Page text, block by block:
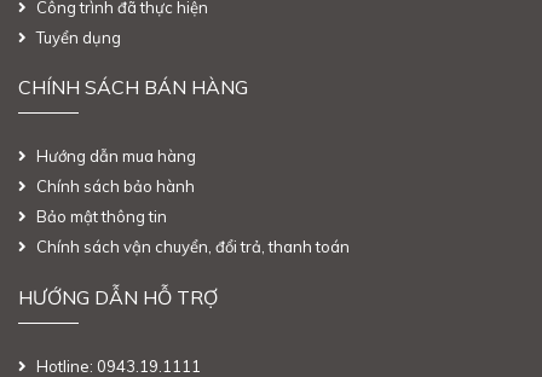
Công trình đã thực hiện
Tuyển dụng
CHÍNH SÁCH BÁN HÀNG
Hướng dẫn mua hàng
Chính sách bảo hành
Bảo mật thông tin
Chính sách vận chuyển, đổi trả, thanh toán
HƯỚNG DẪN HỖ TRỢ
Hotline: 0943.19.1111